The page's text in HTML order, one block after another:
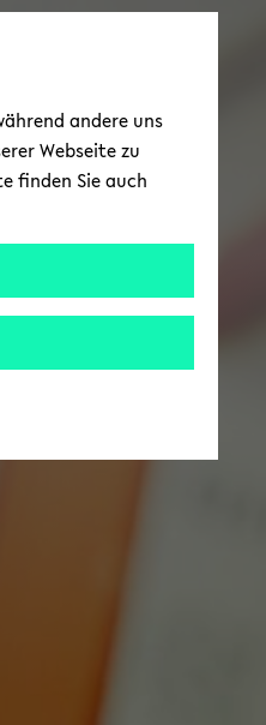
andere uns
Webseite zu
finden Sie auch